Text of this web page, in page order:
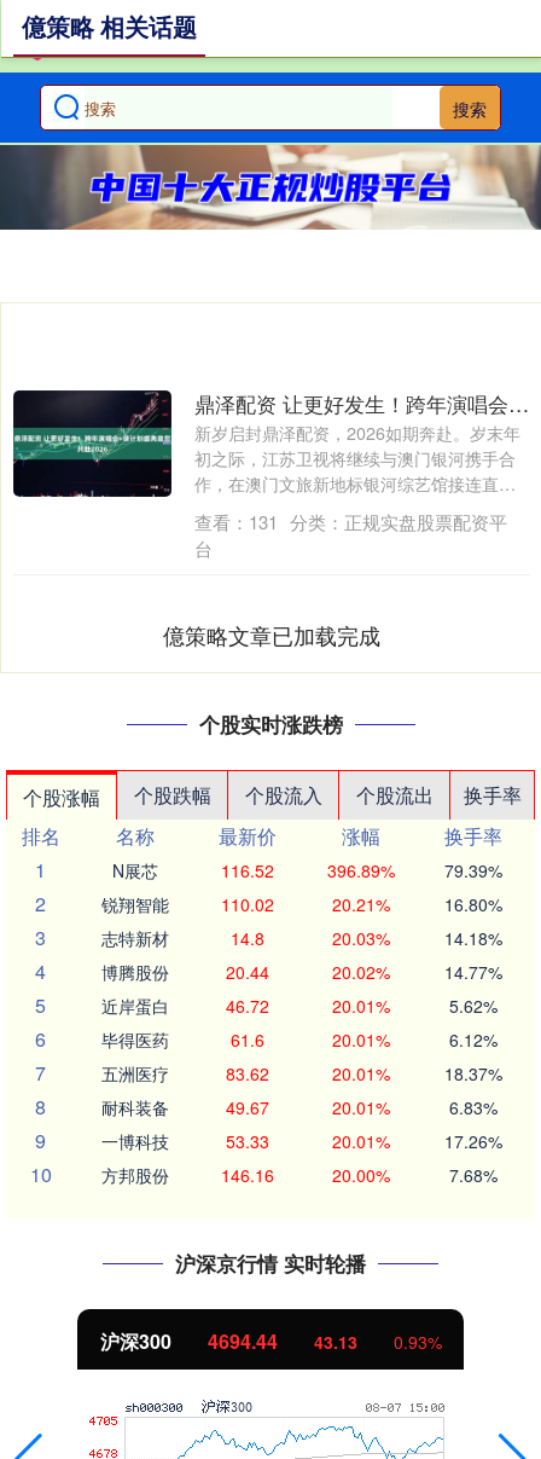
搜索
億策略 相关话题
鼎泽配资 让更好发生！跨年演唱会+缘计划盛典邀您共赴2026
新岁启封鼎泽配资，2026如期奔赴。岁末年
初之际，江苏卫视将继续与澳门银河携手合
作，在澳门文旅新地标银河综艺馆接连直播
两....
查看： 131 分类： 正规实盘股票配资平
台
億策略文章已加载完成
个股实时涨跌榜
个股涨幅 个股跌幅 个股流入 个股流出
换手率
排名
名称 最新价 涨幅
换手率
1
N展芯 116.52 396.89% 79.39%
2 锐翔智能 110.02 20.21% 16.80%
3 志特新材 14.8 20.03% 14.18%
4 博腾股份 20.44 20.02% 14.77%
5 近岸蛋白 46.72 20.01% 5.62%
6 毕得医药 61.6 20.01% 6.12%
7 五洲医疗 83.62 20.01% 18.37%
8 耐科装备 49.67 20.01% 6.83%
9 一博科技 53.33 20.01% 17.26%
10 方邦股份 146.16 20.00% 7.68%
沪深京行情 实时轮播
沪深300 4694.44 43.13 0.93%